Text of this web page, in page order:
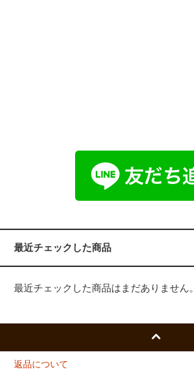
最近チェックした商品
最近チェックした商品はまだありません。
返品について